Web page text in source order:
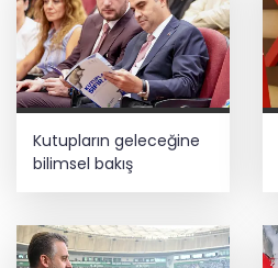
Kutupların geleceğine
bilimsel bakış